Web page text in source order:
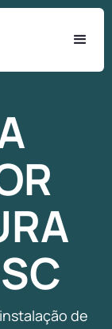
de